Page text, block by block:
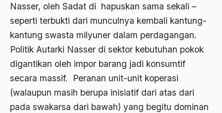
Nasser, oleh Sadat di hapuskan sama sekali –
seperti terbukti dari munculnya kembali kantung-
kantung swasta milyuner dalam perdagangan.
Politik Autarki Nasser di sektor kebutuhan pokok
digantikan oleh impor barang jadi konsumtif
secara massif. Peranan unit-unit koperasi
(walaupun masih berupa inisiatif dari atas dari
pada swakarsa dari bawah) yang begitu dominan
Agama dan Praktis
Agama Demokrasi
Agama di Asia
agama elitis
Agama Hukum